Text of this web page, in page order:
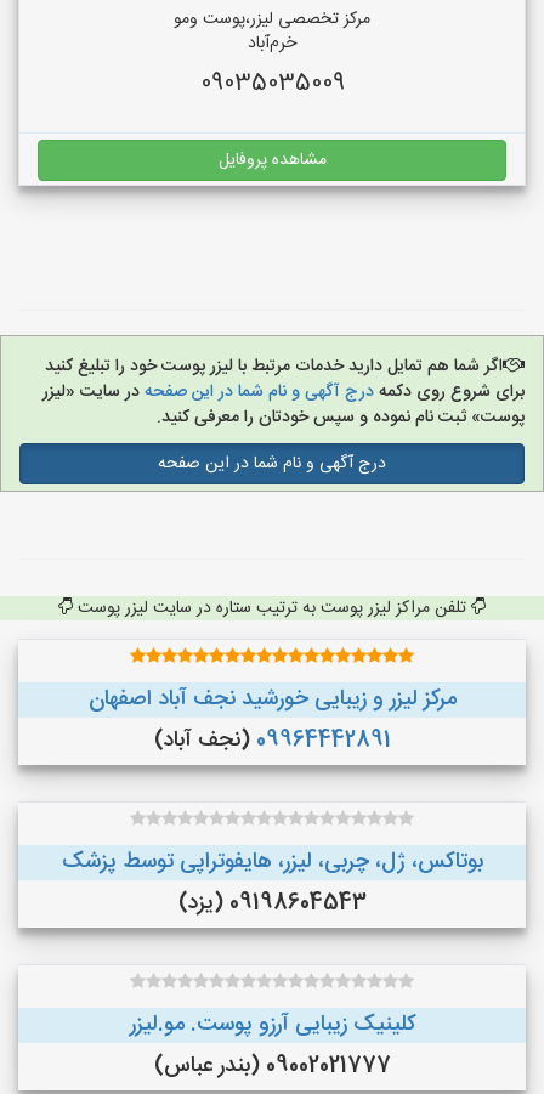
مرکز تخصصی لیزر،پوست و‌مو
خرم‌آباد
09035035009
مشاهده پروفایل
اگر شما هم تمایل دارید خدمات مرتبط با لیزر پوست خود را تبلیغ کنید
برای شروع روی دکمهدرج آگهی و نام شما در این صفحهدر سایت «لیزر
پوست» ثبت نام نموده و سپس خودتان را معرفی کنید.
درج آگهی و نام شما در این صفحه
تلفن مراکز لیزر پوست به ترتیب ستاره در سایت لیزر پوست
مرکز لیزر و زیبایی خورشید نجف آباد اصفهان
09964442891 (نجف‌ آباد)
بوتاکس، ژل، چربی، لیزر، هایفوتراپی توسط پزشک
09198604543 (یزد)
کلینیک زیبایی آرزو پوست. مو.لیزر
09002021777 (بندر عباس)